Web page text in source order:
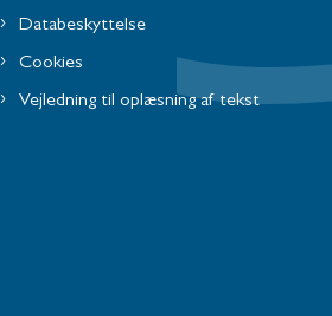
Databeskyttelse
Cookies
Vejledning til oplæsning af tekst